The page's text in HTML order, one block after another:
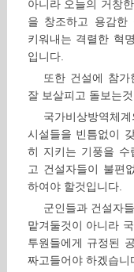
아니라 오늘의 거창
을 창조하고 용감한
키워내는 격렬한 혁
입니다.
또한 건설에 참
잘 보살피고 돌보는
국가비상방역체
시설들을 빈틈없이
히 지키는 기풍을 수
고 건설자들이 불편
하여야 할것입니다.
군인들과 건설자
맡겨둘것이 아니라
투원들에게 규정된
짜고들어야 하겠습니